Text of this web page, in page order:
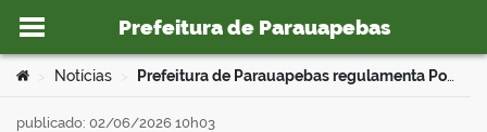
Ir para o conteúdo
Prefeitura de Parauapebas
Você está aqui:
Notícias Prefeitura de Parauapebas regulamenta Política Municipal de Estágios e amplia oportunidades para estudantes
publicado: 02/06/2026 10h03